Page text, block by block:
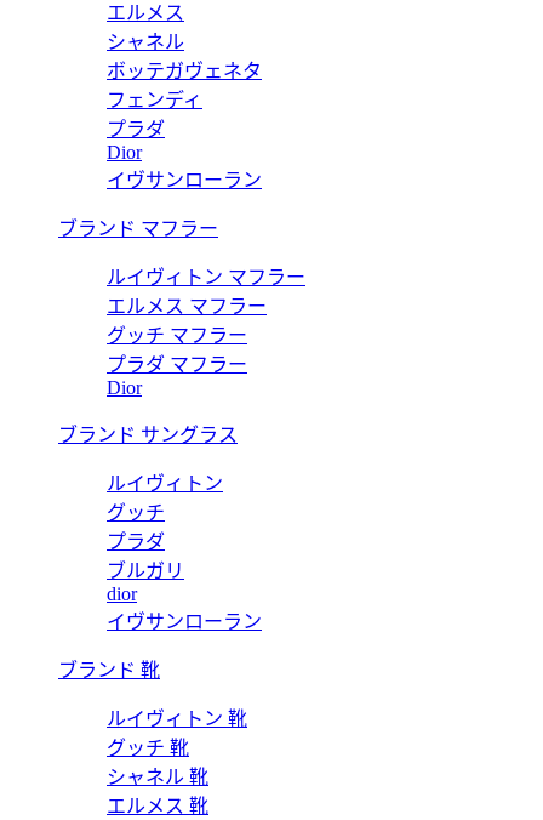
エルメス
シャネル
ボッテガヴェネタ
フェンディ
プラダ
Dior
イヴサンローラン
ブランド マフラー
ルイヴィトン マフラー
エルメス マフラー
グッチ マフラー
プラダ マフラー
Dior
ブランド サングラス
ルイヴィトン
グッチ
プラダ
ブルガリ
dior
イヴサンローラン
ブランド 靴
ルイヴィトン 靴
グッチ 靴
シャネル 靴
エルメス 靴